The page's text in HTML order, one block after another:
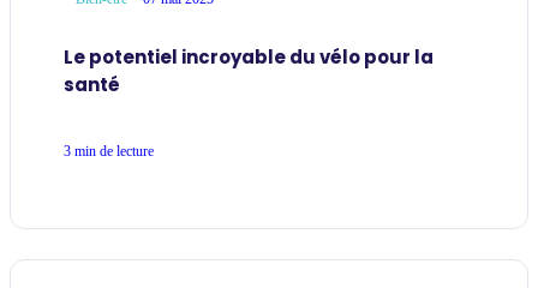
Le potentiel incroyable du vélo pour la
santé
3 min de lecture